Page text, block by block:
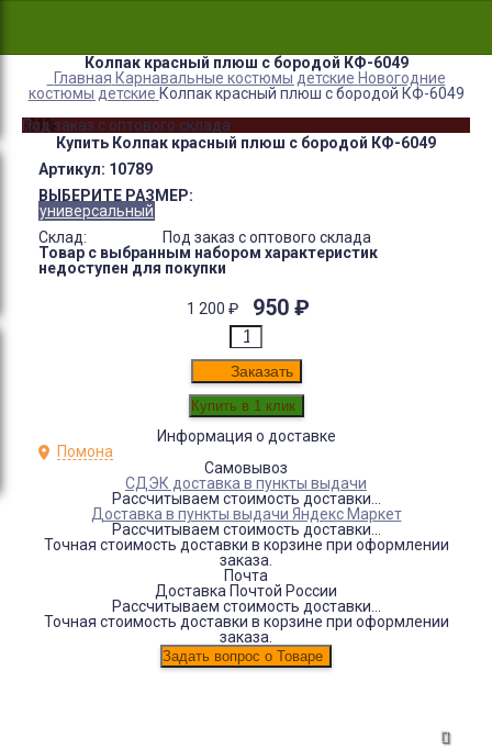
Колпак красный плюш с бородой КФ-6049
Главная Карнавальные костюмы детские Новогодние
костюмы детские Колпак красный плюш с бородой КФ-6049
-21%
Под заказ с оптового склада
Купить Колпак красный плюш с бородой КФ-6049
Артикул: 10789
ВЫБЕРИТЕ РАЗМЕР:
универсальный
Склад:
Под заказ с оптового склада
Товар с выбранным набором характеристик
недоступен для покупки
1 200 ₽ 950 ₽
Заказать
Информация о доставке
Помона
Самовывоз
СДЭК доставка в пункты выдачи
Рассчитываем стоимость доставки...
Доставка в пункты выдачи Яндекс Маркет
Рассчитываем стоимость доставки...
Точная стоимость доставки в корзине при оформлении
заказа.
Почта
Доставка Почтой России
Рассчитываем стоимость доставки...
Точная стоимость доставки в корзине при оформлении
заказа.